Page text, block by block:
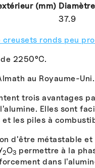
(mm)
37.9
ronds peu
2250°C.
au Royaume-Uni.
trois avantages
Elles sont
les piles à
d'être métastable
2O3 permettre à la
dans